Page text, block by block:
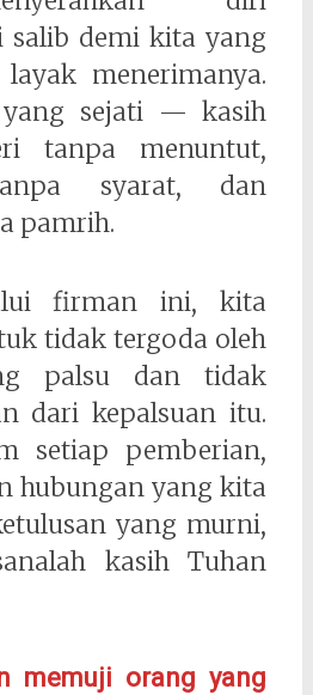
salib demi kita yang
menerimanya.
sejati — kasih
tanpa menuntut,
syarat, dan
pamrih.
firman ini, kita
tidak tergoda oleh
palsu dan tidak
dari kepalsuan itu.
setiap pemberian,
hubungan yang kita
yang murni,
kasih Tuhan
memuji orang yang